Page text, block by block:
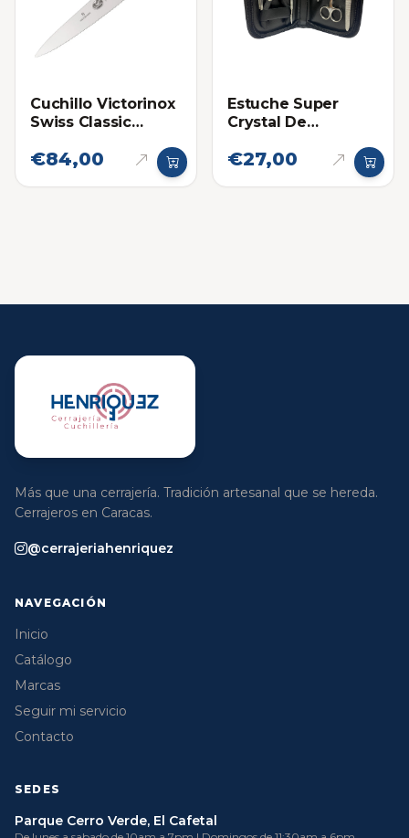
Cuchillo Victorinox
Swiss Classic
Filo de Sierra
€84,00
Estuche Super
Crystal De
Para Uso Personal
€27,00
Más que una cerrajería. Tradición artesanal que se hereda.
Cerrajeros en Caracas.
@cerrajeriahenriquez
NAVEGACIÓN
Inicio
Catálogo
Marcas
Seguir mi servicio
Contacto
SEDES
Parque Cerro Verde, El Cafetal